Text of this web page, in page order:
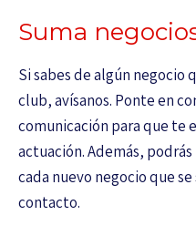
Suma
Si sabes de algún negocio
club, avísanos. Ponte en
comunicación para que te
actuación. Además,
cada nuevo negocio que
contacto.